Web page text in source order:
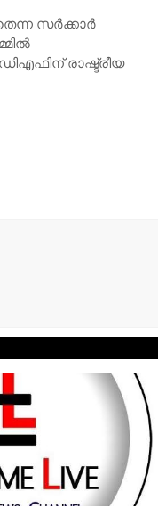
സര്‍ക്കാര്‍
രാഷ്ട്രീയ